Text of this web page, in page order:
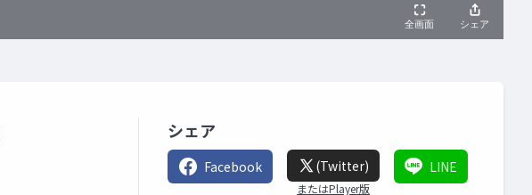
シェア
Facebook (Twitter)
またはPlayer版
LINE